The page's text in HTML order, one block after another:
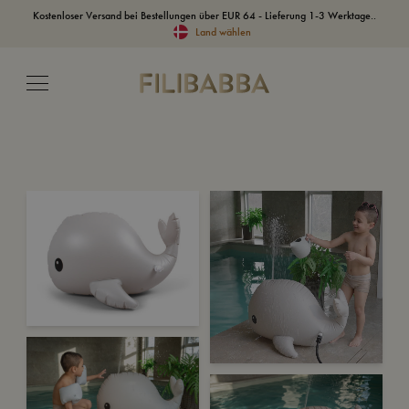
Kostenloser Versand bei Bestellungen über EUR 64 - Lieferung 1-3 Werktage..
Land wählen